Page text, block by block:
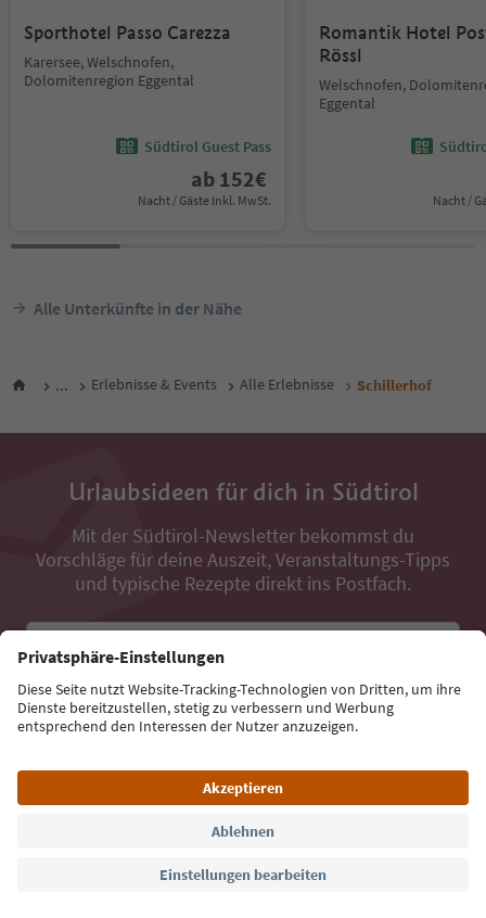
Sporthotel Passo Carezza
Karersee, Welschnofen,
Dolomitenregion Eggental
Südtirol Guest Pass
ab 152€
Nacht / Gäste Inkl. MwSt.
Romantik Hotel
Rössl
Welschnofen,
Eggental
Nacht /
Alle Unterkünfte in der Nähe
... Erlebnisse & Events Alle Erlebnisse Schillerhof
Urlaubsideen für dich in Südtirol
Mit der Südtirol-Newsletter bekommst du
Vorschläge für deine Auszeit, Veranstaltungs-Tipps
und typische Rezepte direkt ins Postfach.
E-Mail Adresse
Jetzt anmelden